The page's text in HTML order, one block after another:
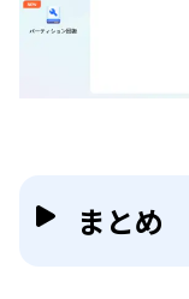
まとめ